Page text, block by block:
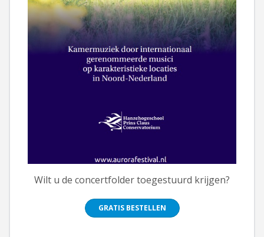
Wilt u de concertfolder toegestuurd krijgen?
GRATIS BESTELLEN